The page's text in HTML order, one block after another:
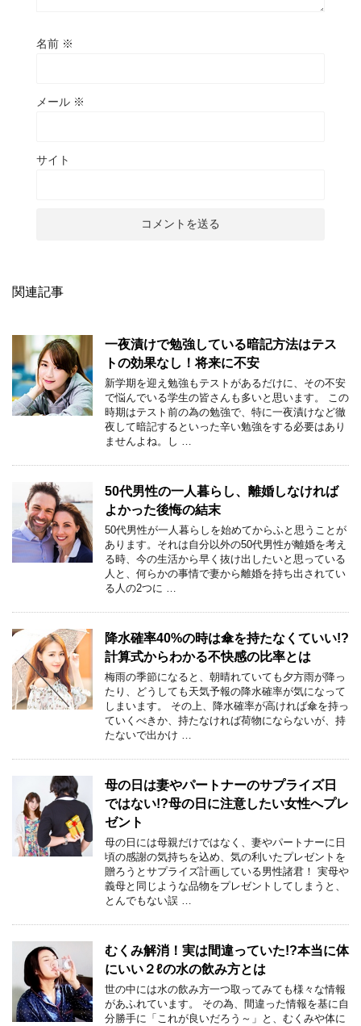
名前 ※
メール ※
サイト
関連記事
一夜漬けで勉強している暗記方法はテス
トの効果なし！将来に不安
新学期を迎え勉強もテストがあるだけに、その不安
で悩んでいる学生の皆さんも多いと思います。 この
時期はテスト前の為の勉強で、特に一夜漬けなど徹
夜して暗記するといった辛い勉強をする必要はあり
ませんよね。し …
50代男性の一人暮らし、離婚しなければ
よかった後悔の結末
50代男性が一人暮らしを始めてからふと思うことが
あります。それは自分以外の50代男性が離婚を考え
る時、今の生活から早く抜け出したいと思っている
人と、何らかの事情で妻から離婚を持ち出されてい
る人の2つに …
降水確率40%の時は傘を持たなくていい!?
計算式からわかる不快感の比率とは
梅雨の季節になると、朝晴れていても夕方雨が降っ
たり、どうしても天気予報の降水確率が気になって
しまいます。 その上、降水確率が高ければ傘を持っ
ていくべきか、持たなければ荷物にならないが、持
たないで出かけ …
母の日は妻やパートナーのサプライズ日
ではない!?母の日に注意したい女性へプレ
ゼント
母の日には母親だけではなく、妻やパートナーに日
頃の感謝の気持ちを込め、気の利いたプレゼントを
贈ろうとサプライズ計画している男性諸君！ 実母や
義母と同じような品物をプレゼントしてしまうと、
とんでもない誤 …
むくみ解消！実は間違っていた!?本当に体
にいい２ℓの水の飲み方とは
世の中には水の飲み方一つ取ってみても様々な情報
があふれています。 その為、間違った情報を基に自
分勝手に「これが良いだろう～」と、むくみや体に